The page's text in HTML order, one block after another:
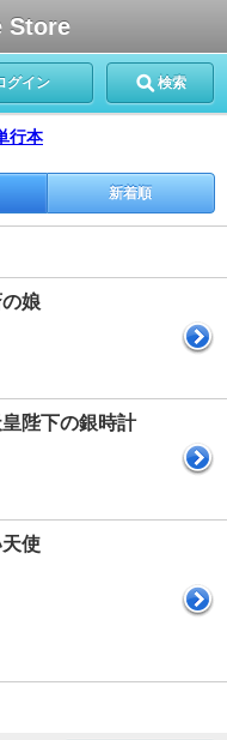
Store
グイン 検索
行本
新着順
娘
陛下の銀時計
使